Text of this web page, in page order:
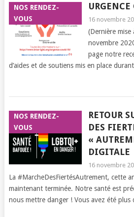
NOS RENDEZ-
VOUS
16 novembre
(Dernière
novembre
page notre
d’aides et de soutiens mis en place
NOS RENDEZ-
VOUS
RETOUR
DES
«
DIGITALE
16 novembre
La #MarcheDesFiertésAutrement, cette
maintenant terminée. Notre santé est
nous mettre danger ! Vous avez été plus